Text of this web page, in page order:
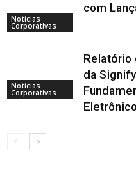
Notícias
Corporativas
com
Notícias
Corporativas
Relatório
da
Eletrônico